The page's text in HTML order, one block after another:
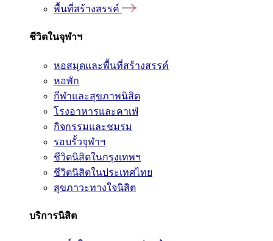
พื้นที่สร้างสรรค์
ชีวิตในจุฬาฯ
หอสมุดและพื้นที่สร้างสรรค์
หอพัก
กีฬาและสุขภาพนิสิต
โรงอาหารและคาเฟ่
กิจกรรมและชมรม
รอบรั้วจุฬาฯ
ชีวิตนิสิตในกรุงเทพฯ
ชีวิตนิสิตในประเทศไทย
สุขภาวะทางใจนิสิต
บริการนิสิต